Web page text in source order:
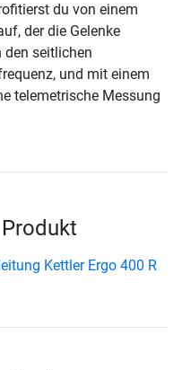
du von einem
der die Gelenke
den seitlichen
und mit einem
telemetrische Messung
Kettler Ergo 400 R